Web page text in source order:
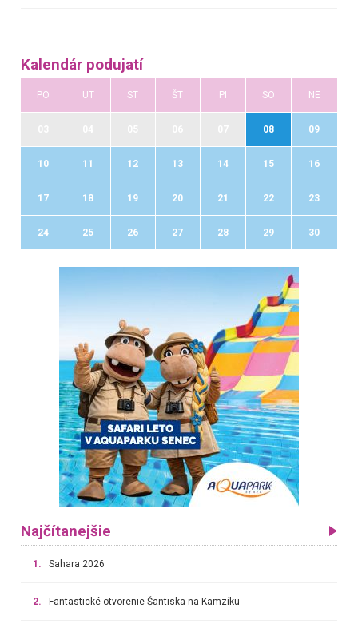
Kalendár podujatí
PO UT ST ŠT PI SO NE
08 09
10 11 12 13 14 15 16
17 18 19 20 21 22 23
24 25 26 27 28 29 30
Najčítanejšie
1. Sahara 2026
2. Fantastické otvorenie Šantiska na Kamzíku